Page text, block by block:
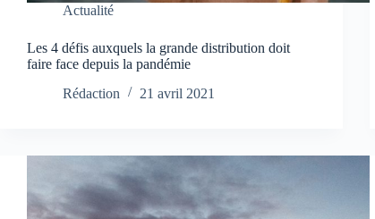
Actualité
Les 4 défis auxquels la grande distribution doit
faire face depuis la pandémie
Rédaction
21 avril 2021